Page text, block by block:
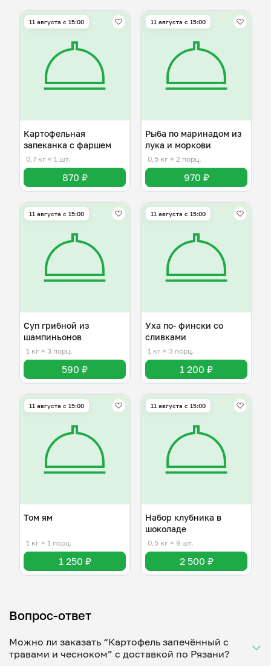
11 августа с 15:00
Картофельная
запеканка с фаршем
0,7 кг ≈ 1 шт.
870 ₽
11 августа с 15:00
Рыба по маринадом из
лука и моркови
0,5 кг ≈ 2 порц.
970 ₽
11 августа с 15:00
Суп грибной из
шампиньонов
1 кг ≈ 3 порц.
590 ₽
11 августа с 15:00
Уха по- фински со
сливками
1 кг ≈ 3 порц.
1 200 ₽
11 августа с 15:00
Том ям
1 кг ≈ 1 порц.
1 250 ₽
11 августа с 15:00
Набор клубника в
шоколаде
0,5 кг ≈ 9 шт.
2 500 ₽
Вопрос-ответ
Можно ли заказать “Картофель запечённый с
травами и чесноком” с доставкой по Рязани?